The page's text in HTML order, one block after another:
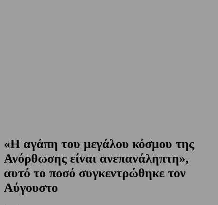
«Η αγάπη του μεγάλου κόσμου της
Ανόρθωσης είναι ανεπανάληπτη»,
αυτό το ποσό συγκεντρώθηκε τον
Αύγουστο